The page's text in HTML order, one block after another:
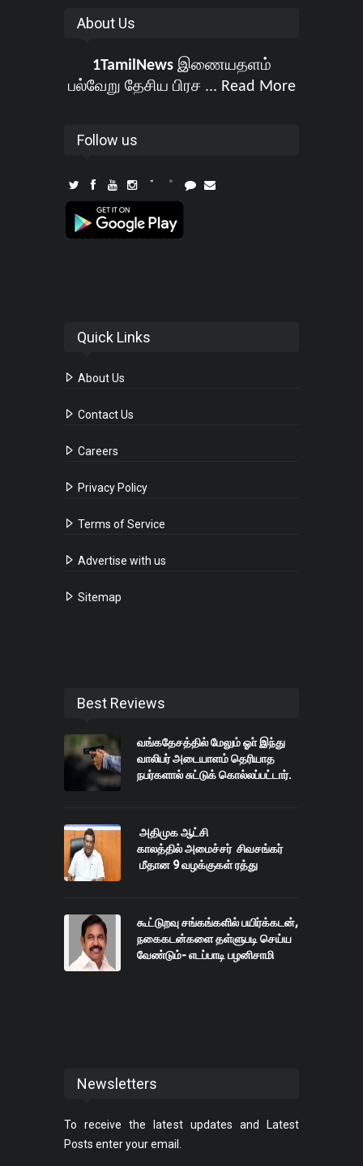
About Us
1TamilNewsஇணையதளம்
பல்வேறு தேசிய பிரச ... Read More
Follow us
Quick Links
About Us
Contact Us
Careers
Privacy Policy
Terms of Service
Advertise with us
Sitemap
Best Reviews
வங்கதேசத்தில் மேலும் ஓா் இந்து
வாலிபர் அடையாளம் தெரியாத
நபர்களால் சுட்டுக் கொல்லப்பட்டார்.
அதிமுக ஆட்சி
காலத்தில் அமைச்சர் சிவசங்கர்
மீதான 9 வழக்குகள் ரத்து
கூட்டுறவு சங்கங்களில் பயிர்க்கடன்,
நகைகடன்களை தள்ளுபடி செய்ய
வேண்டும்- எடப்பாடி பழனிசாமி
Newsletters
To receive the latest updates and Latest
Posts enter your email.